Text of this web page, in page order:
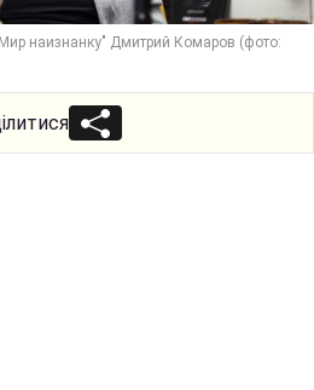
наизнанку" Дмитрий Комаров (фото: